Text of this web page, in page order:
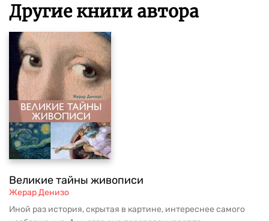
Другие книги автора
Великие тайны живописи
Жерар Денизо
Иной раз история, скрытая в картине, интереснее самого